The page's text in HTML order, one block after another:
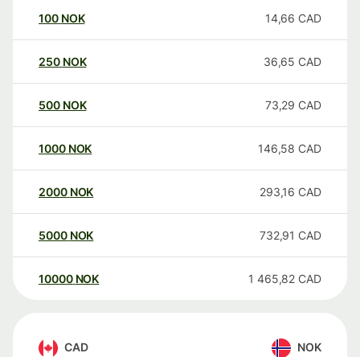
100 NOK 14,66 CAD
250 NOK 36,65 CAD
500 NOK 73,29 CAD
1000 NOK 146,58 CAD
2000 NOK 293,16 CAD
5000 NOK 732,91 CAD
10000 NOK 1 465,82 CAD
CAD NOK